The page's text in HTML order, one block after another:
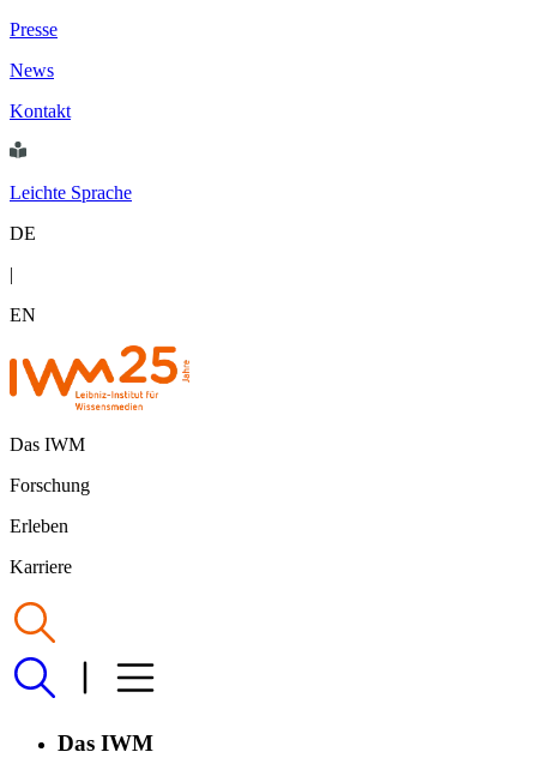
Presse
News
Kontakt
Leichte Sprache
DE
|
EN
Das IWM
Forschung
Erleben
Karriere
Das IWM